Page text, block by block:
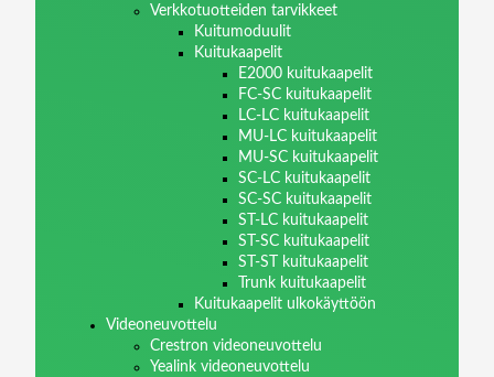
Verkkotuotteiden tarvikkeet
Kuitumoduulit
Kuitukaapelit
E2000 kuitukaapelit
FC-SC kuitukaapelit
LC-LC kuitukaapelit
MU-LC kuitukaapelit
MU-SC kuitukaapelit
SC-LC kuitukaapelit
SC-SC kuitukaapelit
ST-LC kuitukaapelit
ST-SC kuitukaapelit
ST-ST kuitukaapelit
Trunk kuitukaapelit
Kuitukaapelit ulkokäyttöön
Videoneuvottelu
Crestron videoneuvottelu
Yealink videoneuvottelu